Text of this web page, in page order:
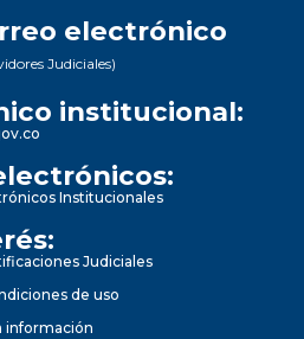
electrónico
Judiciales)
institucional:
Institucionales
Judiciales
de uso
información